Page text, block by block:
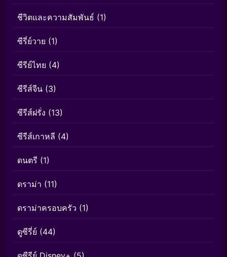
ชีวิตและความสัมพันธ์ (1)
ซีรี่ย์วาย (1)
ซีรีย์ไทย (4)
ซีรีส์จีน (3)
ซีรีส์ฝรั่ง (13)
ซีรีส์เกาหลี (4)
ดนตรี (1)
ดราม่า (11)
ดราม่าครอบครัว (1)
ดูซีรี่ย์ (44)